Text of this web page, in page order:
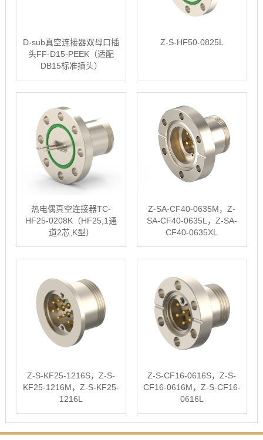
D-sub真空连接器双母口插
头FF-D15-PEEK（适配
DB15标准插头）
Z-S-HF50-0825L
热电偶真空连接器TC-
HF25-0208K（HF25,1通
道2芯,K型）
Z-SA-CF40-0635M，Z-
SA-CF40-0635L，Z-SA-
CF40-0635XL
Z-S-KF25-1216S，Z-S-
KF25-1216M，Z-S-KF25-
1216L
Z-S-CF16-0616S，Z-S-
CF16-0616M，Z-S-CF16-
0616L